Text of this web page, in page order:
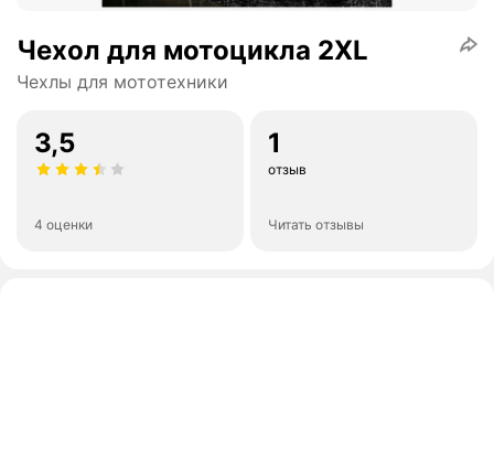
Чехол для мотоцикла 2XL
Чехлы для мототехники
3,5
4 оценки
1
отзыв
Читать отзывы